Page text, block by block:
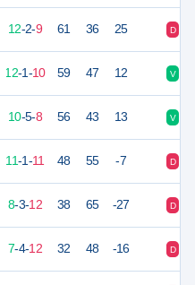
12-2-9 61 36 25 D
12-1-10 59 47 12 V
10-5-8 56 43 13 V
11-1-11 48 55 -7 D
8-3-12 38 65 -27 D
7-4-12 32 48 -16 D